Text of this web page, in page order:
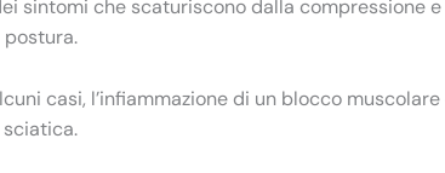
sintomi che scaturiscono dalla compressione
casi, l’infiammazione di un blocco